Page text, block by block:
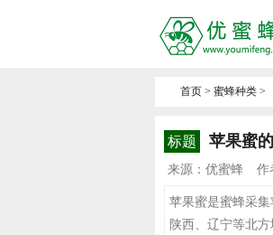
首页 > 蜜蜂种类 >
标题 苹果蜜
来源：优蜜蜂 作
苹果蜜是蜜蜂采
陕西、辽宁等北